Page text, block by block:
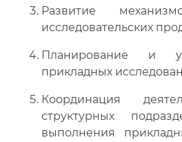
Развитие
исследовательских
Планирование и
прикладных
Координация
структурных
выполнения